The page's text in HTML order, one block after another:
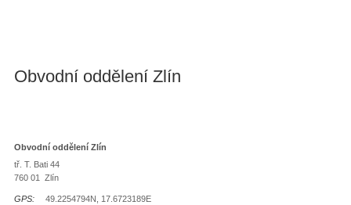
Obvodní oddělení Zlín
Obvodní oddělení Zlín
tř. T. Bati 44
760 01 Zlín
GPS:
49.2254794N, 17.6723189E